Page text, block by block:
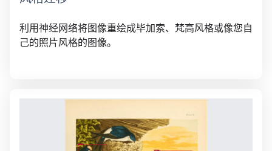
利用神经网络将图像重绘成毕加索、梵高风格或像您自
己的照片风格的图像。